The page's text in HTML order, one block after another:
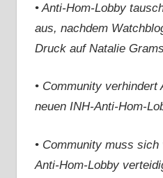
• Anti-Hom-Lobby
aus, nachdem
Druck auf Natalie
• Community
neuen INH-Anti-Hom-
• Community muss
Anti-Hom-Lobby